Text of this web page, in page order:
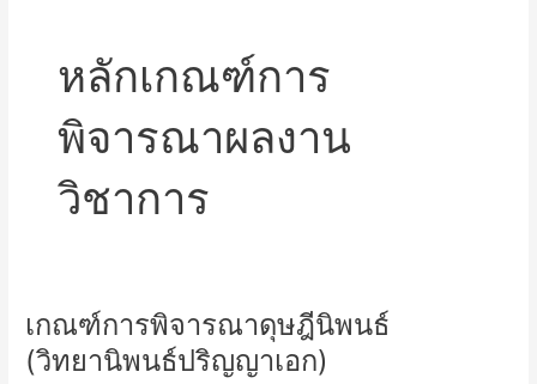
หลักเกณฑ์การ
พิจารณาผลงาน
วิชาการ
เกณฑ์การพิจารณาดุษฎีนิพนธ์
(วิทยานิพนธ์ปริญญาเอก)
เกณฑ์
การ
พิจารณา